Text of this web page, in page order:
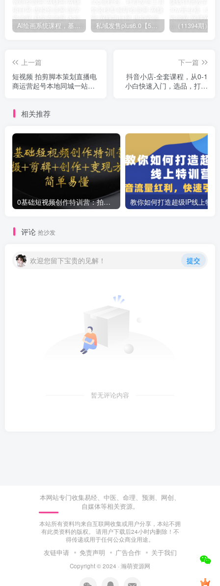
AI绘画系统课程，基础入门-实战案例-商业应用 私域发售plus6.0【5月份线下课录音】/全域套装sop流程包，社群发售工具套装模型
上一篇
短视频 拍剪脚本策划直播电
商运营起号本地同城一站式
下一篇
抖音小店-全套课程，从0-1
小白快速入门，选品，打爆
相关推荐
0基础短视频创作特训营：拍摄+剪辑+创作+变现方法
评论 抢沙发
欢迎您留下宝贵的见解！ 提交
暂无评论内容
本网站专门收集易经、中医、命理、预测、网创、
自媒体等相关资源。
本站所有资料均来自互联网收集或用户分享，本站不拥
有此类资料的版权。 请用户下载后24小时内删除！不
得传递或用于任何公众商业用途。
友链申请 免责声明 广告合作 关于我们
Copyright © 2024 · 瀚萌资源网